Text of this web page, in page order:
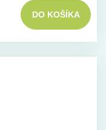
DO KOŠÍKA